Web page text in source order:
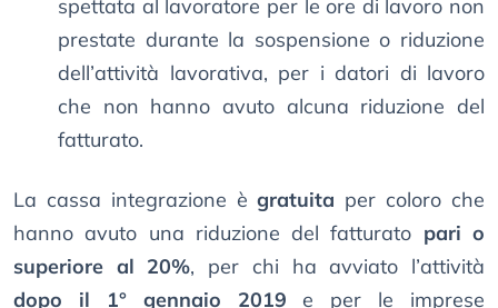
spettata al lavoratore per le ore di lavoro non
prestate durante la sospensione o riduzione
dell’attività lavorativa, per i datori di lavoro
che non hanno avuto alcuna riduzione del
fatturato.
La cassa integrazione ègratuita per coloro che
hanno avuto una riduzione del fatturato pari o
superiore al 20%, per chi ha avviato l’attività
dopo il 1° gennaio 2019 e per le imprese